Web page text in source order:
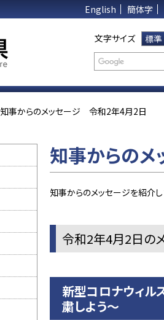
English 簡体字
文字サイズ 標準
知事からのメッセージ 令和2年4月2日
知事からの
知事からのメッセージを紹介し
令和2年4月2日の
新型コロナウィル
粛しよう～